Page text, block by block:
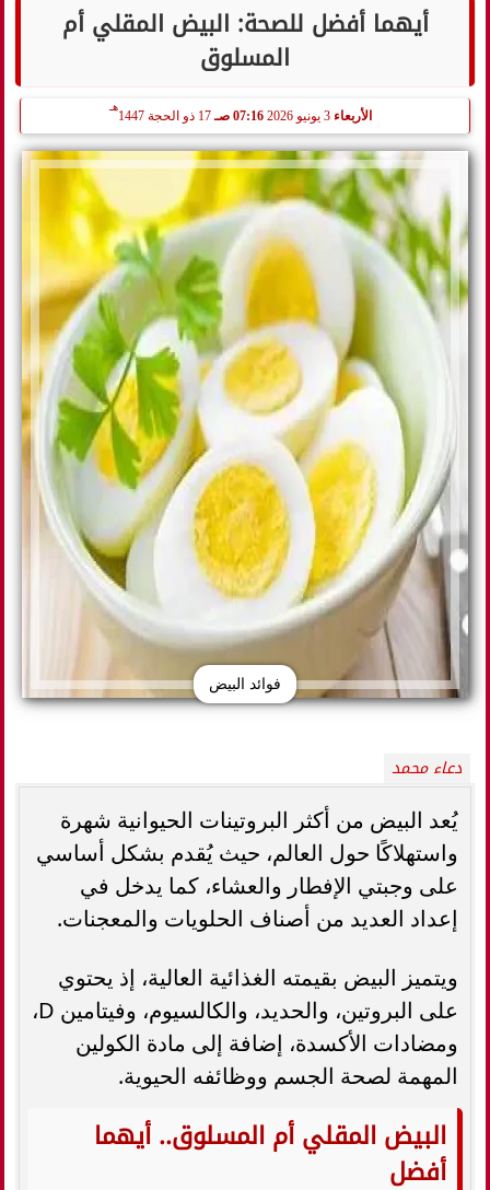
أيهما أفضل للصحة: البيض المقلي أم
المسلوق
الأربعاء 07:16 صـ 17 ذو الحجة 1447
هـ
فوائد البيض
دعاء محمد
يُعد البيض من أكثر البروتينات الحيوانية شهرة
واستهلاكًا حول العالم، حيث يُقدم بشكل أساسي
على وجبتي الإفطار والعشاء، كما يدخل في
إعداد العديد من أصناف الحلويات والمعجنات.
ويتميز البيض بقيمته الغذائية العالية، إذ يحتوي
على البروتين، والحديد، والكالسيوم، وفيتامين D،
ومضادات الأكسدة، إضافة إلى مادة الكولين
المهمة لصحة الجسم ووظائفه الحيوية.
البيض المقلي أم المسلوق.. أيهما
أفضل